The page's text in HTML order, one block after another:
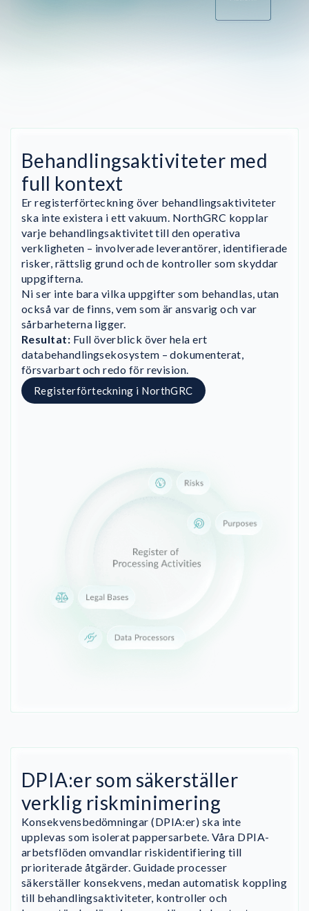
Behandlingsaktiviteter med
full kontext
Er registerförteckning över behandlingsaktiviteter
ska inte existera i ett vakuum. NorthGRC kopplar
varje behandlingsaktivitet till den operativa
verkligheten – involverade leverantörer, identifierade
risker, rättslig grund och de kontroller som skyddar
uppgifterna.
Ni ser inte bara vilka uppgifter som behandlas, utan
också var de finns, vem som är ansvarig och var
sårbarheterna ligger.
Resultat: Full överblick över hela ert
databehandlingsekosystem – dokumenterat,
försvarbart och redo för revision.
Registerförteckning i NorthGRC
DPIA:er som säkerställer
verklig riskminimering
Konsekvensbedömningar (DPIA:er) ska inte
upplevas som isolerat pappersarbete. Våra DPIA-
arbetsflöden omvandlar riskidentifiering till
prioriterade åtgärder. Guidade processer
säkerställer konsekvens, medan automatisk koppling
till behandlingsaktiviteter, kontroller och